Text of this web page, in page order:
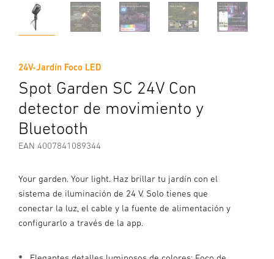
24V-Jardín Foco LED
Spot Garden SC 24V Con
detector de movimiento y
Bluetooth
EAN 4007841089344
Your garden. Your light. Haz brillar tu jardín con el
sistema de iluminación de 24 V. Solo tienes que
conectar la luz, el cable y la fuente de alimentación y
configurarlo a través de la app.